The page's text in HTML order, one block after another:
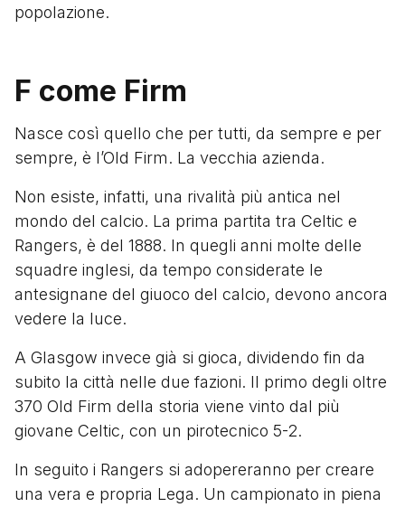
popolazione.
F come Firm
Nasce così quello che per tutti, da sempre e per
sempre, è l’Old Firm. La vecchia azienda.
Non esiste, infatti, una rivalità più antica nel
mondo del calcio. La prima partita tra Celtic e
Rangers, è del 1888. In quegli anni molte delle
squadre inglesi, da tempo considerate le
antesignane del giuoco del calcio, devono ancora
vedere la luce.
A Glasgow invece già si gioca, dividendo fin da
subito la città nelle due fazioni. Il primo degli oltre
370 Old Firm della storia viene vinto dal più
giovane Celtic, con un pirotecnico 5-2.
In seguito i Rangers si adopereranno per creare
una vera e propria Lega. Un campionato in piena